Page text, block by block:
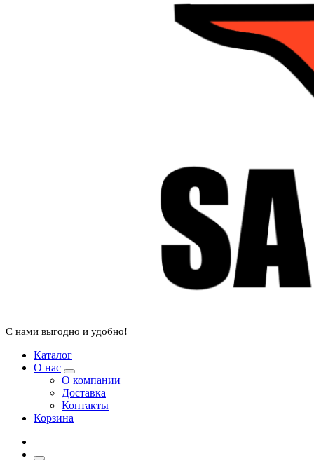
С нами выгодно и удобно!
Каталог
О нас
О компании
Доставка
Контакты
Корзина